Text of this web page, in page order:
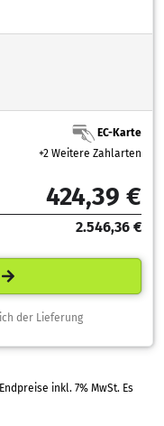
EC-Karte
+2 Weitere Zahlarten
424,39 €
2.546,36 €
der Lieferung
7% MwSt. Es